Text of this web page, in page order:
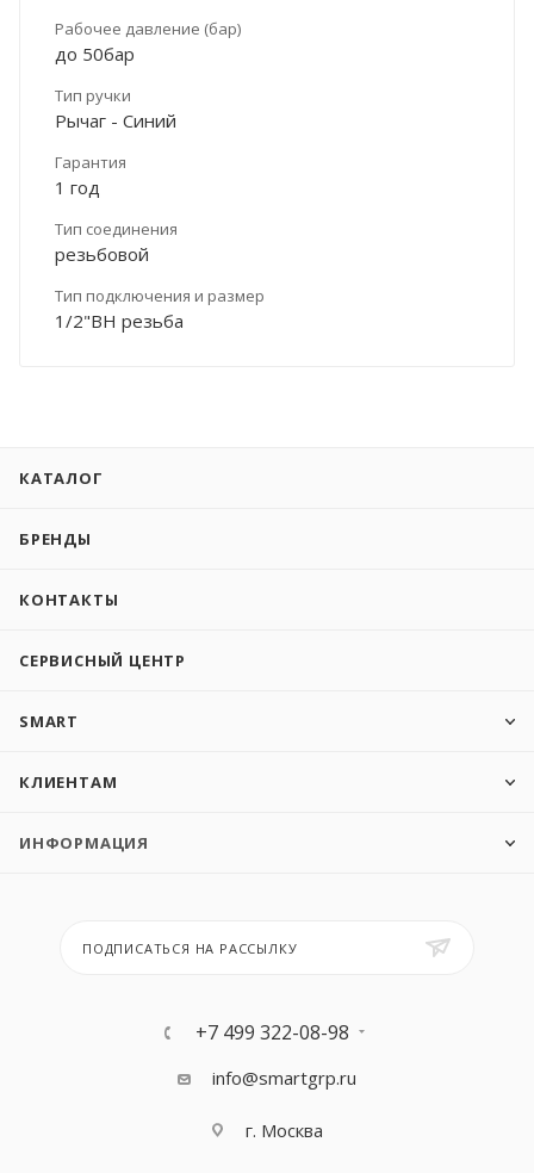
Рабочее давление (бар)
до 50бар
Тип ручки
Рычаг - Синий
Гарантия
1 год
Тип соединения
резьбовой
Тип подключения и размер
1/2"ВН резьба
КАТАЛОГ
БРЕНДЫ
КОНТАКТЫ
СЕРВИСНЫЙ ЦЕНТР
SMART
КЛИЕНТАМ
ИНФОРМАЦИЯ
ПОДПИСАТЬСЯ НА РАССЫЛКУ
+7 499 322-08-98
info@smartgrp.ru
г. Москва